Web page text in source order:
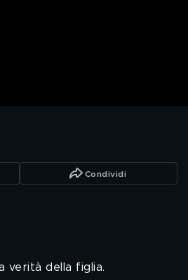
Condividi
verità della figlia.